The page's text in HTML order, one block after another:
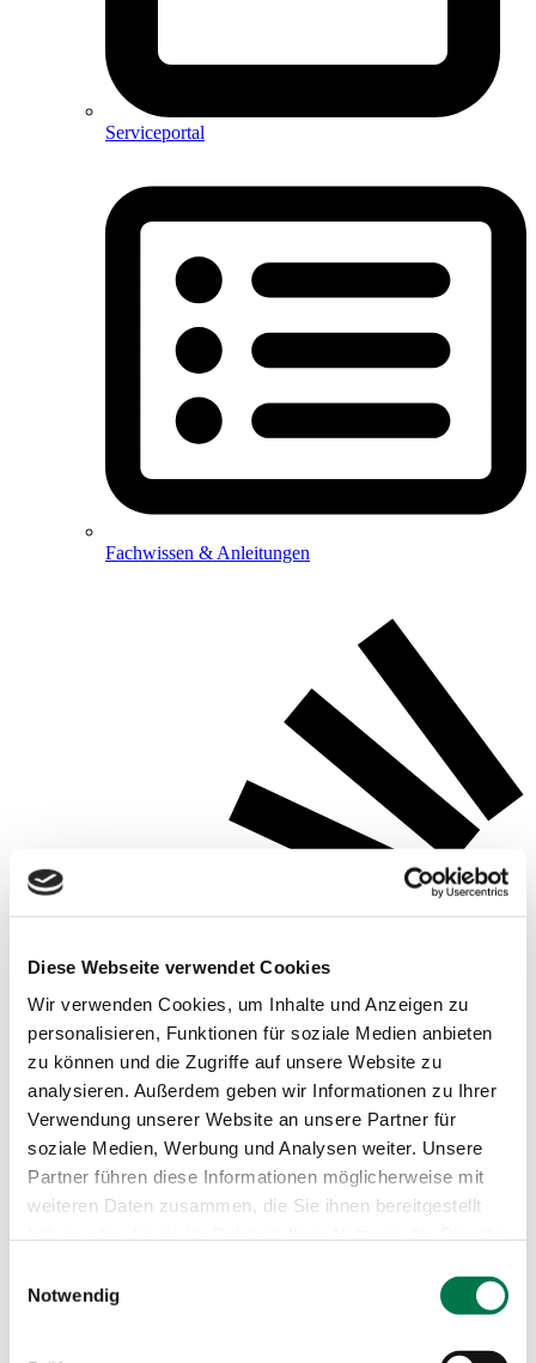
Diese Webseite verwendet Cookies
Wir verwenden Cookies, um Inhalte und Anzeigen zu
personalisieren, Funktionen für soziale Medien anbieten
zu können und die Zugriffe auf unsere Website zu
analysieren. Außerdem geben wir Informationen zu Ihrer
Verwendung unserer Website an unsere Partner für
soziale Medien, Werbung und Analysen weiter. Unsere
Partner führen diese Informationen möglicherweise mit
weiteren Daten zusammen, die Sie ihnen bereitgestellt
Notwendig
Serviceportal
Fachwissen & Anleitungen
Beispielsauswertungen